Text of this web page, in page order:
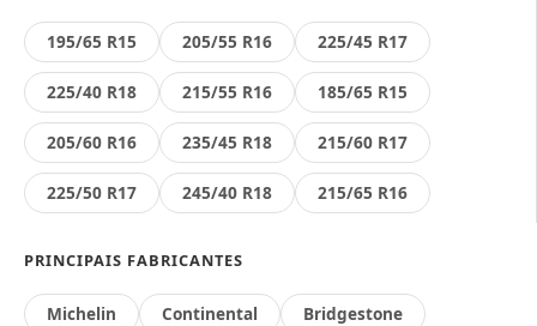
195/65 R15 205/55 R16 225/45 R17
225/40 R18 215/55 R16 185/65 R15
205/60 R16 235/45 R18 215/60 R17
225/50 R17 245/40 R18 215/65 R16
PRINCIPAIS FABRICANTES
Michelin Continental Bridgestone